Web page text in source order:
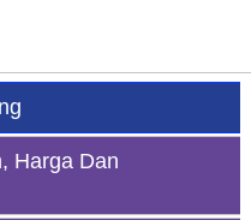
Harga Dan